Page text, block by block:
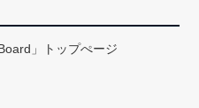
」トップぺージ